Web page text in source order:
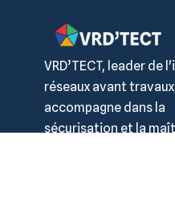
VRD’TECT, leader de
réseaux avant
accompagne dans la
sécurisation et la